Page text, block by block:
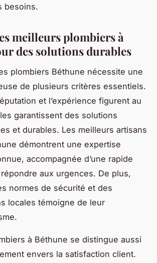
besoins.
meilleurs plombiers à
des solutions durables
plombiers Béthune nécessite une
de plusieurs critères essentiels.
et l’expérience figurent au
garantissent des solutions
et durables. Les meilleurs artisans
démontrent une expertise
accompagnée d’une rapide
aux urgences. De plus,
normes de sécurité et des
locales témoigne de leur
à Béthune se distingue aussi
envers la satisfaction client.